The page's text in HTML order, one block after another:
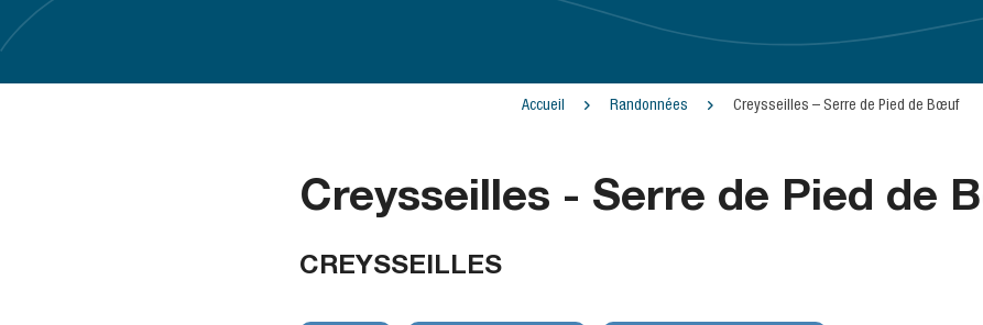
Accueil Randonnées Creysseilles – Serre de Pied de Bœuf
Creysseilles - Serre de Pied de
CREYSSEILLES